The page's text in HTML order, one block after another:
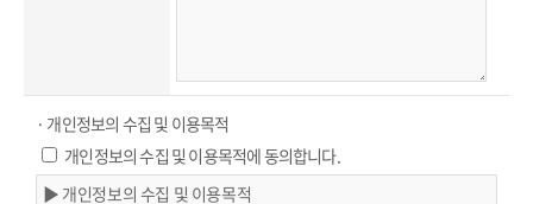
· 개인정보의 수집 및 이용목적
개인정보의 수집 및 이용목적에 동의합니다.